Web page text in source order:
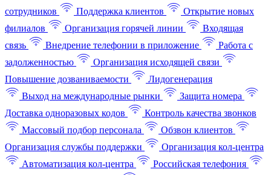
сотрудников
Поддержка клиентов
Открытие новых
филиалов
Организация горячей линии
Входящая
связь
Внедрение телефонии в приложение
Работа с
задолженностью
Организация исходящей связи
Повышение дозваниваемости
Лидогенерация
Выход на международные рынки
Защита номера
Доставка одноразовых кодов
Контроль качества звонков
Массовый подбор персонала
Обзвон клиентов
Организация службы поддержки
Организация кол-центра
Автоматизация кол-центра
Российская телефония